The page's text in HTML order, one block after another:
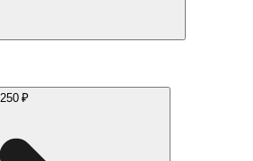
250 ₽